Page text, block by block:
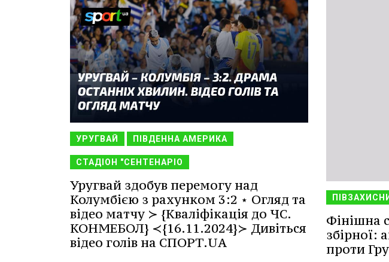
УРУГВАЙ ПІВДЕННА АМЕРИКА
СТАДІОН "СЕНТЕНАРІО
Уругвай здобув перемогу над
Колумбією з рахунком 3:2 ⋆ Огляд та
відео матчу ≻ {Кваліфікація до ЧС.
КОНМЕБОЛ} ≺{16.11.2024}≻ Дивіться
відео голів на СПОРТ.UA
Фінішна
збірної:
проти